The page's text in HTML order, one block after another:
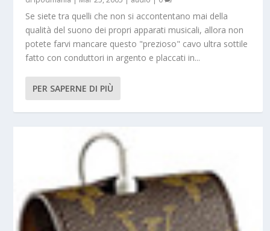
Se siete tra quelli che non si accontentano mai della
qualità del suono dei propri apparati musicali, allora non
potete farvi mancare questo "prezioso" cavo ultra sottile
fatto con conduttori in argento e placcati in...
PER SAPERNE DI PIÙ